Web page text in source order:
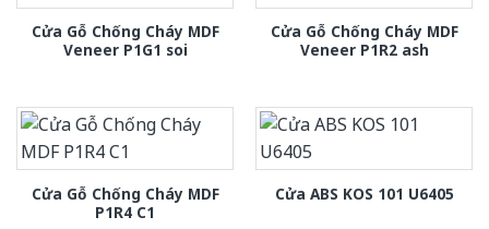
Cửa Gỗ Chống Cháy MDF
Veneer P1G1 soi
Cửa Gỗ Chống Cháy MDF
Veneer P1R2 ash
Cửa Gỗ Chống Cháy MDF
P1R4 C1
Cửa ABS KOS 101 U6405